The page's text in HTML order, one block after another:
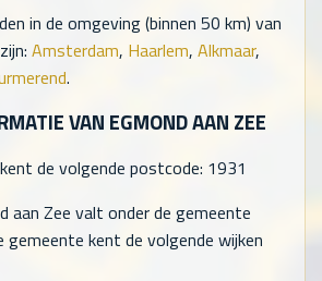
in de omgeving (binnen 50 km) van
Amsterdam, Haarlem, Alkmaar,
.
VAN EGMOND AAN ZEE
de volgende postcode: 1931
aan Zee valt onder de gemeente
gemeente kent de volgende wijken